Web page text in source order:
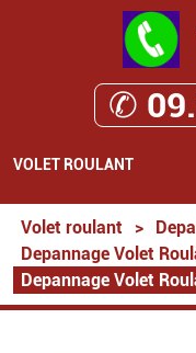
✆
VOLET ROULANT
Volet roulant >
Depannage Volet
Depannage Volet